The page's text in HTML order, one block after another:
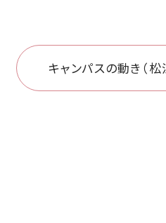
キャンパスの動き（